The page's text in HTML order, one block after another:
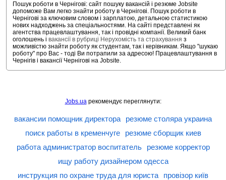
Пошук роботи в Чернігові: сайт пошуку вакансій і резюме Jobsite
допоможе Вам легко знайти роботу в Чернігові. Пошук роботи в
Чернігові за ключовим словом і зарплатою, детальною статистикою
нових надходжень за спеціальностями. На сайті представлені як
агентства працевлаштування, так і провідні компанії. Великий банк
оголошень і вакансії в рубриці Нерухомість та страхування з
можливістю знайти роботу як студентам, так і керівникам. Якщо "шукаю
роботу" про Вас - тоді Ви потрапили за адресою! Працевлаштування в
Чернігів і вакансії Чернігові на Jobsite.
Jobs.uaрекомендує переглянути:
вакансии помощник директора
резюме столяра украина
поиск работы в кременчуге
резюме сборщик киев
работа администратор воспитатель
резюме корректор
ищу работу дизайнером одесса
инструкция по охране труда для юриста
провізор київ